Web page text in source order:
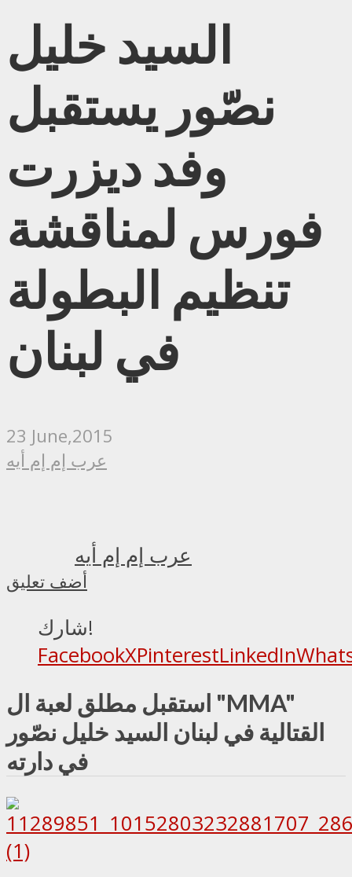
السيد خليل
نصّور يستقبل
وفد ديزرت
فورس لمناقشة
تنظيم البطولة
في لبنان
23 June,2015
عرب إم إم أيه
عرب إم إم أيه
أضف تعليق
شارك!
FacebookXPinterestLinkedIn
استقبل مطلق لعبة ال "MMA"
القتالية في لبنان السيد خليل نصّور
في دارته